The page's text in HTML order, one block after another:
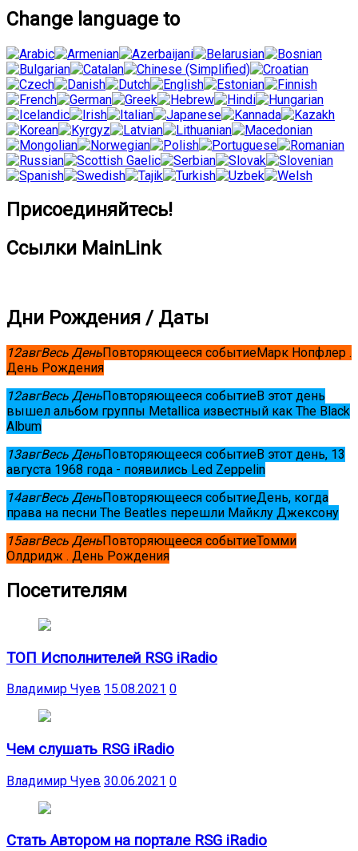
Change language to
Присоединяйтесь!
Ссылки MainLink
Дни Рождения / Даты
12авгВесь ДеньПовторяющееся событиеМарк Нопфлер .
День Рождения
12авгВесь ДеньПовторяющееся событиеВ этот день
вышел альбом группы Metallica известный как The Black
Album
13авгВесь ДеньПовторяющееся событиеВ этот день, 13
августа 1968 года - появились Led Zeppelin
14авгВесь ДеньПовторяющееся событиеДень, когда
права на песни The Beatles перешли Майклу Джексону
15авгВесь ДеньПовторяющееся событиеТомми
Олдридж . День Рождения
Посетителям
ТОП Исполнителей RSG iRadio
Владимир Чуев 15.08.2021 0
Чем слушать RSG iRadio
Владимир Чуев 30.06.2021 0
Стать Автором на портале RSG iRadio